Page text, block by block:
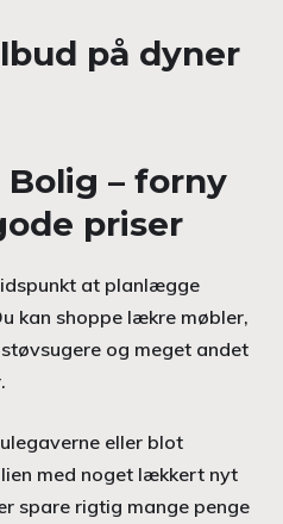
på dyner
– forny
priser
at planlægge
kan shoppe lækre møbler,
og meget andet
eller blot
med noget lækkert nyt
spare rigtig mange penge